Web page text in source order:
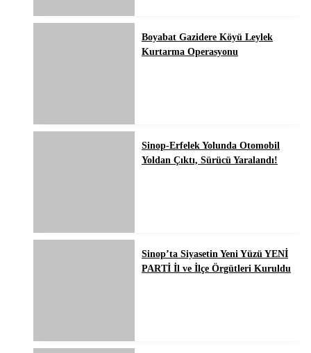
Boyabat Gazidere Köyü Leylek
Kurtarma Operasyonu
Sinop-Erfelek Yolunda Otomobil
Yoldan Çıktı, Sürücü Yaralandı!
Sinop’ta Siyasetin Yeni Yüzü YENİ
PARTİ İl ve İlçe Örgütleri Kuruldu